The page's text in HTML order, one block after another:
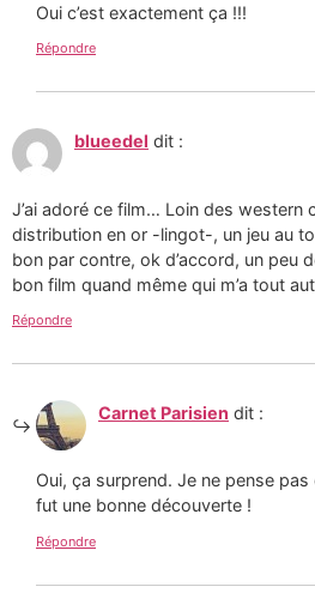
Oui c’est exactement ça !!!
Répondre
blueedel dit :
J’ai adoré ce film… Loin des western
distribution en or -lingot-, un jeu au
bon par contre, ok d’accord, un peu
bon film quand même qui m’a tout
Répondre
Carnet Parisien dit :
Oui, ça surprend. Je ne pense
fut une bonne découverte !
Répondre